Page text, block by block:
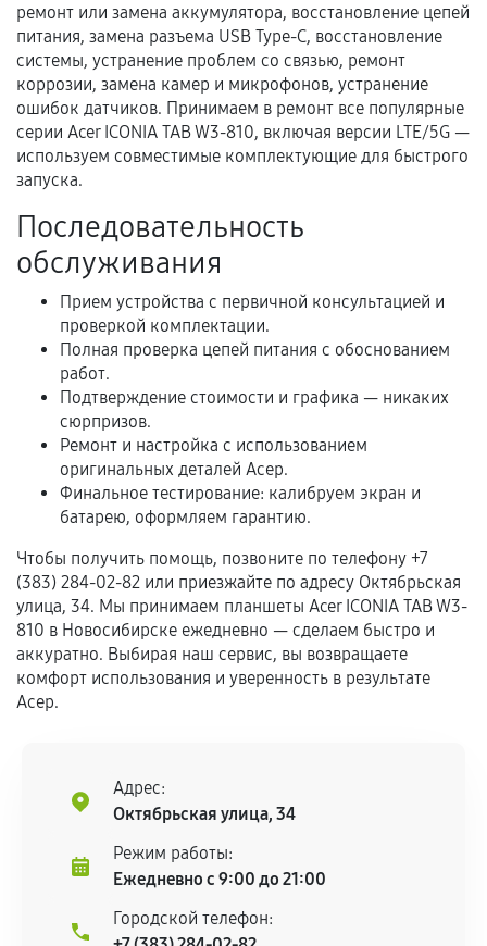
Когда гарантия не действует
Нарушение правил эксплуатации,
механические повреждения, попадание влаги,
перегрев, коррозия.
Самостоятельный ремонт или вмешательство
Естественный износ деталей, если иное не
предусмотрено отдельно.
Обращение после окончания гарантийного
срока.
Программные сбои, если это не указано в
отдельных условиях.
Если комплектующие куплены
самостоятельно
Гарантия на выполненные работы может
сохраняться полностью или частично, если
соблюдены следующие условия:
Предоставленные детали подходят по
техническим параметрам и не имеют внешних
дефектов.
остается на стороне производителя или
продавца. За качество сторонних деталей
сервисный центр ответственности не несет.
ремонт или замена аккумулятора, восстановление цепей
питания, замена разъема USB Type-C, восстановление
системы, устранение проблем со связью, ремонт
коррозии, замена камер и микрофонов, устранение
ошибок датчиков. Принимаем в ремонт все популярные
серии Acer ICONIA TAB W3-810, включая версии LTE/5G —
используем совместимые комплектующие для быстрого
запуска.
Последовательность
обслуживания
Прием устройства с первичной консультацией и
проверкой комплектации.
Полная проверка цепей питания с обоснованием
работ.
Подтверждение стоимости и графика — никаких
сюрпризов.
Ремонт и настройка с использованием
оригинальных деталей Асер.
Финальное тестирование: калибруем экран и
батарею, оформляем гарантию.
Чтобы получить помощь, позвоните по телефону +7
(383) 284-02-82 или приезжайте по адресу Октябрьская
улица, 34. Мы принимаем планшеты Acer ICONIA TAB W3-
810 в Новосибирске ежедневно — сделаем быстро и
аккуратно. Выбирая наш сервис, вы возвращаете
комфорт использования и уверенность в результате
Асер.
Адрес:
Октябрьская улица, 34
Режим работы:
Ежедневно с 9:00 до 21:00
Городской телефон: